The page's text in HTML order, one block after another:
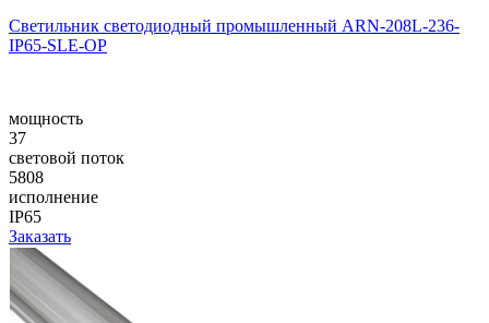
Светильник светодиодный промышленный ARN-208L-236-
IP65-SLE-OP
мощность
37
световой поток
5808
исполнение
IP65
Заказать